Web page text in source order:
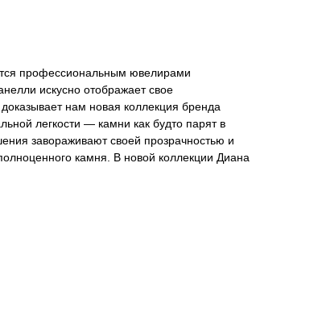
профессиональным ювелирами
искусно отображает свое
нам новая коллекция бренда
легкости — камни как будто парят в
завораживают своей прозрачностью и
камня. В новой коллекции Диана